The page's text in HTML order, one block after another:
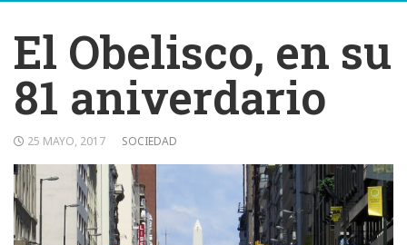
El Obelisco, en su
81 aniverdario
25 MAYO, 2017 SOCIEDAD